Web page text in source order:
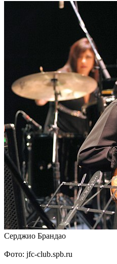
Серджио Брандао
Фото: jfc-club.spb.ru